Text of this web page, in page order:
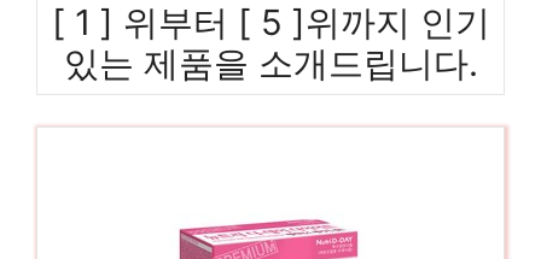
[ 1 ] 위부터 [ 5 ]위까지 인기
있는 제품을 소개드립니다.